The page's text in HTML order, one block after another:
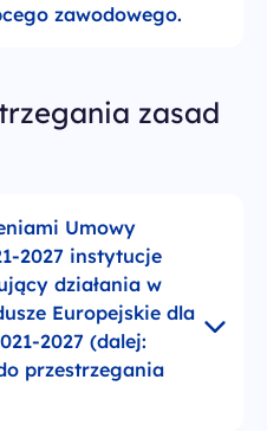
zawodowego.
zasad
Umowy
2027 instytucje
działania w
Europejskie dla
2027 (dalej:
przestrzegania